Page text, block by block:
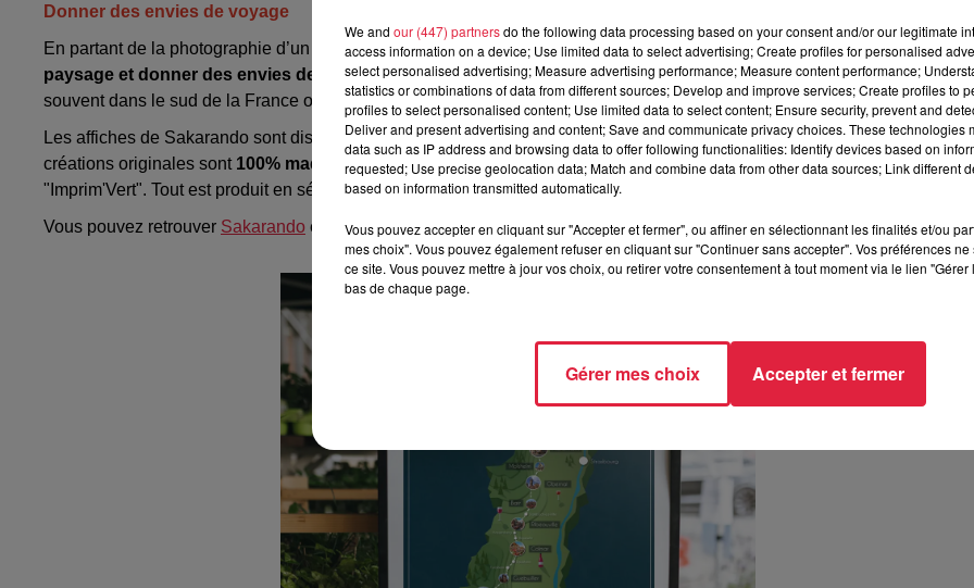
Donner des envies de voyage
En partant de la photographie d’un lieu typique,Alexandre redessine et utilise des couleurs vives pour faire ressortir
paysage et donner des envies de voyages. L’inspiration vient des cartes postales de style vintage qu’on retrouve
souvent dans le sud de la France ou en Bretagne, maisavec un côté résolument moderne.
Les affiches de Sakarando sont disponiblesen format A3 (30/40 cm) ou aussi en version cartes postales. Toutes ces
créations originales sont 100% made in France et sont imprimées en Alsacedans une imprimerie labellisée
"Imprim'Vert". Tout est produit en séries limitées pourréduire l'impact environnemental et éviter le sur-stockage
Vous pouvez retrouver Sakarando également surFacebooketInstagram.
We and our (447) partnersdo the following data processing based on your consent and/or our legitimate
access information on a device; Use limited data to select advertising; Create profiles for personalised
select personalised advertising; Measure advertising performance; Measure content performance;
statistics or combinations of data from different sources; Develop and improve services; Create profiles to
profiles to select personalised content; Use limited data to select content; Ensure security, prevent and
Deliver and present advertising and content; Save and communicate privacy choices. These technologies
data such as IP address and browsing data to offer following functionalities: Identify devices based on
requested; Use precise geolocation data; Match and combine data from other data sources; Link different
based on information transmitted automatically.
Vous pouvez accepter en cliquant sur "Accepter et fermer", ou affiner en sélectionnant les finalités et/ou
mes choix". Vous pouvez également refuser en cliquant sur "Continuer sans accepter". Vos préférences
ce site. Vous pouvez mettre à jour vos choix, ou retirer votre consentement à tout moment via le lien
bas de chaque page.
Gérer mes choix Accepter et fermer